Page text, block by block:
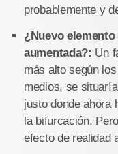
probablemente y
¿Nuevo
aumentada?: Un
más alto según
medios, se
justo donde ahora
la bifurcación.
efecto de realidad